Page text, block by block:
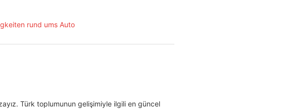
Türk toplumunun gelişimiyle ilgili en güncel